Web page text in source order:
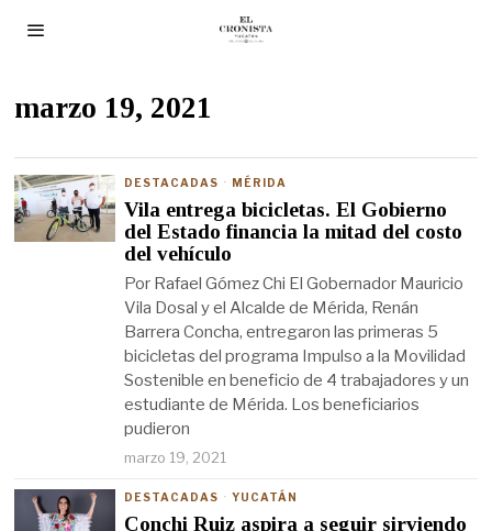
marzo 19, 2021
DESTACADAS · MÉRIDA
Vila entrega bicicletas. El Gobierno
del Estado financia la mitad del costo
del vehículo
Por Rafael Gómez Chi El Gobernador Mauricio
Vila Dosal y el Alcalde de Mérida, Renán
Barrera Concha, entregaron las primeras 5
bicicletas del programa Impulso a la Movilidad
Sostenible en beneficio de 4 trabajadores y un
estudiante de Mérida. Los beneficiarios
pudieron
marzo 19, 2021
DESTACADAS · YUCATÁN
Conchi Ruiz aspira a seguir sirviendo